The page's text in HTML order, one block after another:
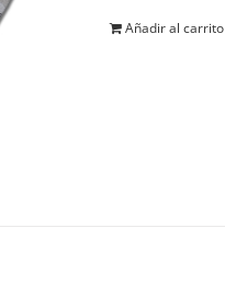
Añadir al carrito